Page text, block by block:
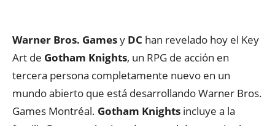
Warner Bros. Gamesy DC han revelado hoy el Key
Art de Gotham Knights, un RPG de acción en
tercera persona completamente nuevo en un
mundo abierto que está desarrollando Warner Bros.
Games Montréal. Gotham Knights incluye a la